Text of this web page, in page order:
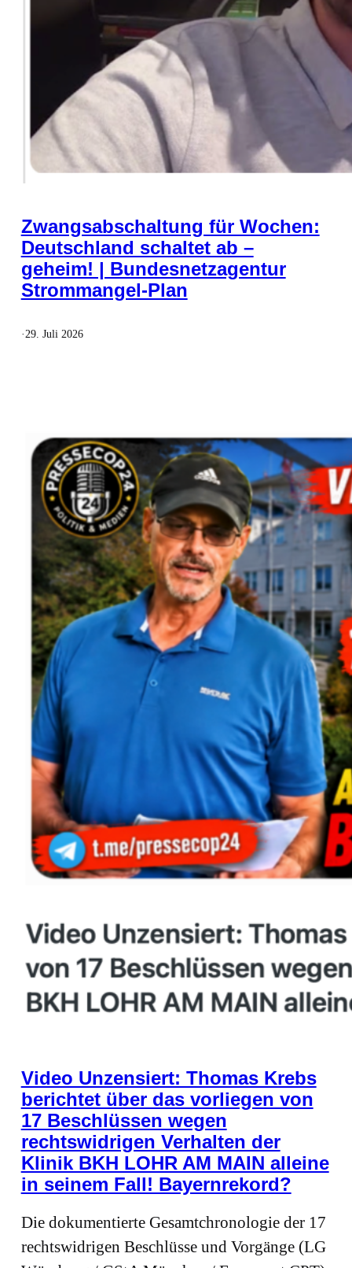
Zwangsabschaltung für Wochen:
Deutschland schaltet ab –
geheim! | Bundesnetzagentur
Strommangel-Plan
·29. Juli 2026
Video Unzensiert: Thomas Krebs
berichtet über das vorliegen von
17 Beschlüssen wegen
rechtswidrigen Verhalten der
Klinik BKH LOHR AM MAIN alleine
in seinem Fall! Bayernrekord?
Die dokumentierte Gesamtchronologie der 17
rechtswidrigen Beschlüsse und Vorgänge (LG